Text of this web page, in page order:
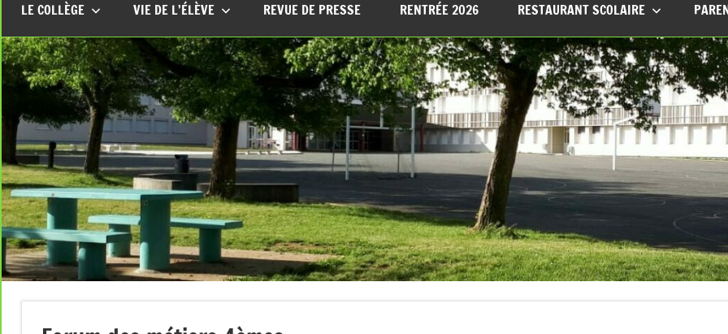
LE COLLÈGE VIE DE L’ÉLÈVE REVUE DE PRESSE RENTRÉE 2026 RESTAURANT SCOLAIRE